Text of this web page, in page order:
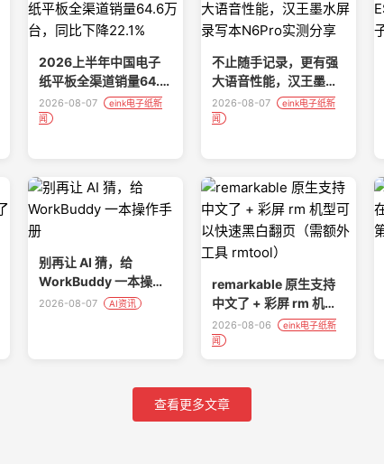
2026上半年中国电子
纸平板全渠道销量64.6
万台，同比下降22.1%
2026-08-07
eink电子纸新
闻
不止随手记录，更有强
大语音性能，汉王墨水
屏录写本N6Pro实测分
享
2026-08-07
eink电子纸新
闻
别再让 AI 猜，给
WorkBuddy 一本操作
手册
2026-08-07 AI资讯
remarkable 原生支持
中文了 + 彩屏 rm 机型
可以快速黑白翻页（需
额外工具 rmtool）
2026-08-06
eink电子纸新
闻
查看更多文章